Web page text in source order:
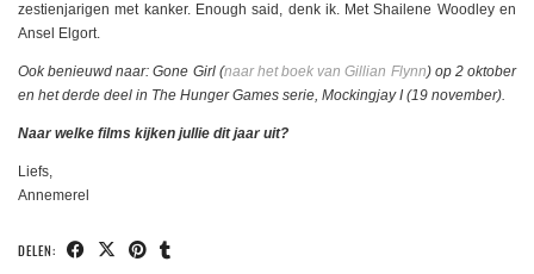
zestienjarigen met kanker. Enough said, denk ik. Met Shailene Woodley en
Ansel Elgort.
Ook benieuwd naar: Gone Girl (naar het boek van Gillian Flynn) op 2 oktober
en het derde deel in The Hunger Games serie, Mockingjay I (19 november).
Naar welke films kijken jullie dit jaar uit?
Liefs,
Annemerel
DELEN: